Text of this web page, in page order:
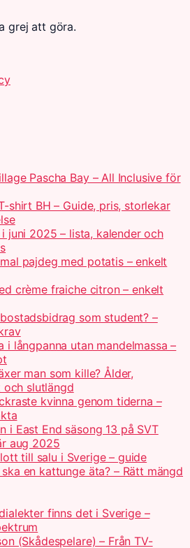
grej att göra.
Pascha Bay – All Inclusive för
shirt BH – Guide, pris, storlekar
juni 2025 – lista, kalender och
pajdeg med potatis – enkelt
crème fraiche citron – enkelt
som student? –
i långpanna utan mandelmassa –
man som kille? Ålder,
slutlängd
kvinna genom tiderna –
i East End säsong 13 på SVT
aug 2025
till salu i Sverige – guide
en kattunge äta? – Rätt mängd
finns det i Sverige –
(Skådespelare) – Från TV-